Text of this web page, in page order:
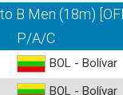
B Men (18m)
P/A/C
BOL - Bolívar
BOL - Bolívar